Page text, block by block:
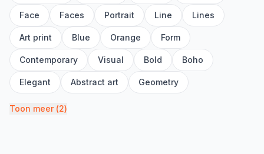
Face Faces Portrait Line Lines
Art print Blue Orange Form
Contemporary Visual Bold Boho
Elegant Abstract art Geometry
Toon meer(2)